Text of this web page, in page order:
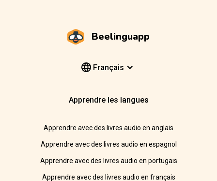
Beelinguapp
Français
Apprendre les langues
Apprendre avec des livres audio en anglais
Apprendre avec des livres audio en espagnol
Apprendre avec des livres audio en portugais
Apprendre avec des livres audio en français